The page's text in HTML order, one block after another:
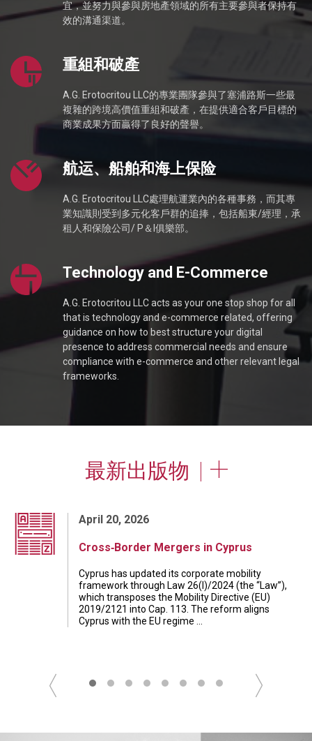
宜，並努力與參與房地產領域的所有主要參與者保持有
效的溝通渠道。
重組和破產
A.G. Erotocritou LLC的專業團隊參與了塞浦路斯一些最
複雜的跨境高價值重組和破產，在提供適合客戶目標的
商業成果方面贏得了良好的聲譽。
航运、船舶和海上保险
A.G. Erotocritou LLC處理航運業內的各種事務，而其專
業知識則受到多元化客戶群的追捧，包括船東/經理，承
租人和保險公司/ P＆I俱樂部。
Technology and E-Commerce
A.G. Erotocritou LLC acts as your one stop shop for all
that is technology and e-commerce related, offering
guidance on how to best structure your digital
presence to address commercial needs and ensure
compliance with e-commerce and other relevant legal
frameworks.
最新出版物
April 20, 2026
Cross‑Border Mergers in Cyprus
Cyprus has updated its corporate mobility
framework through Law 26(I)/2024 (the “Law”),
which transposes the Mobility Directive (EU)
2019/2121 into Cap. 113. The reform aligns
Cyprus with the EU regime ...